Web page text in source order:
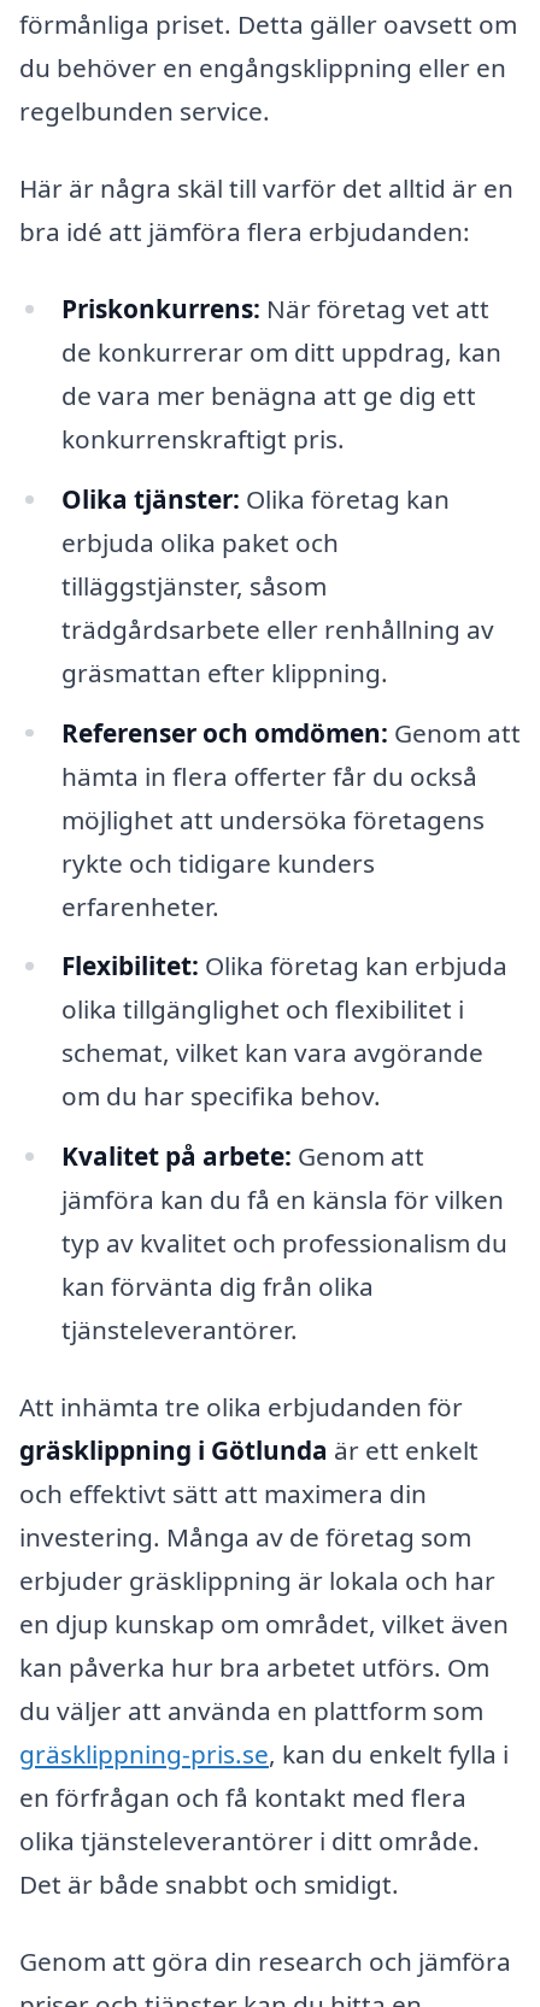
förmånliga priset. Detta gäller oavsett om
du behöver en engångsklippning eller en
regelbunden service.
Här är några skäl till varför det alltid är en
bra idé att jämföra flera erbjudanden:
Priskonkurrens: När företag vet att
de konkurrerar om ditt uppdrag, kan
de vara mer benägna att ge dig ett
konkurrenskraftigt pris.
Olika tjänster: Olika företag kan
erbjuda olika paket och
tilläggstjänster, såsom
trädgårdsarbete eller renhållning av
gräsmattan efter klippning.
Referenser och omdömen: Genom att
hämta in flera offerter får du också
möjlighet att undersöka företagens
rykte och tidigare kunders
erfarenheter.
Flexibilitet: Olika företag kan erbjuda
olika tillgänglighet och flexibilitet i
schemat, vilket kan vara avgörande
om du har specifika behov.
Kvalitet på arbete: Genom att
jämföra kan du få en känsla för vilken
typ av kvalitet och professionalism du
kan förvänta dig från olika
tjänsteleverantörer.
Att inhämta tre olika erbjudanden för
gräsklippning i Götlunda är ett enkelt
och effektivt sätt att maximera din
investering. Många av de företag som
erbjuder gräsklippning är lokala och har
en djup kunskap om området, vilket även
kan påverka hur bra arbetet utförs. Om
du väljer att använda en plattform som
gräsklippning-pris.se, kan du enkelt fylla i
en förfrågan och få kontakt med flera
olika tjänsteleverantörer i ditt område.
Det är både snabbt och smidigt.
Genom att göra din research och jämföra